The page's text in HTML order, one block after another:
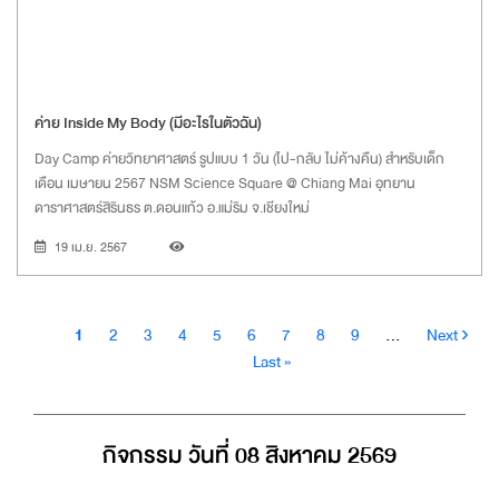
ค่าย Inside My Body (มีอะไรในตัวฉัน)
Day Camp ค่ายวิทยาศาสตร์ รูปแบบ 1 วัน (ไป-กลับ ไม่ค้างคืน) สำหรับเด็ก
เดือน เมษายน 2567 NSM Science Square @ Chiang Mai อุทยาน
ดาราศาสตร์สิรินธร ต.ดอนแก้ว อ.แม่ริม จ.เชียงใหม่
19 เม.ย. 2567
Pagination
Current
1 Page
2 Page
3 Page
4 Page
5 Page
6 Page
7 Page
8 Page
9 …
Next
Next ›
Last
Last »
กิจกรรม วันที่ 08 สิงหาคม 2569